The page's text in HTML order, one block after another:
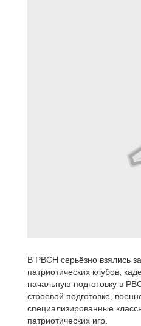
В РВСН серьёзно взялись
патриотических клубов,
начальную подготовку в
строевой подготовке,
специализированные
патриотических игр.